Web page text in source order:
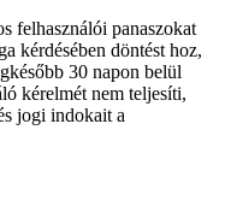
felhasználói panaszokat
kérdésében döntést hoz,
30 napon belül
kérelmét nem teljesíti,
jogi indokait a